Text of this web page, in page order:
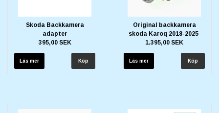
Skoda Backkamera
adapter
395,00 SEK
Läs mer
Original backkamera
skoda Karoq 2018-2025
1.395,00 SEK
Läs mer